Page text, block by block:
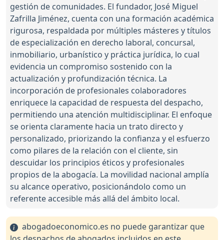
gestión de comunidades. El fundador, José Miguel
Zafrilla Jiménez, cuenta con una formación académica
rigurosa, respaldada por múltiples másteres y títulos
de especialización en derecho laboral, concursal,
inmobiliario, urbanístico y práctica jurídica, lo cual
evidencia un compromiso sostenido con la
actualización y profundización técnica. La
incorporación de profesionales colaboradores
enriquece la capacidad de respuesta del despacho,
permitiendo una atención multidisciplinar. El enfoque
se orienta claramente hacia un trato directo y
personalizado, priorizando la confianza y el esfuerzo
como pilares de la relación con el cliente, sin
descuidar los principios éticos y profesionales
propios de la abogacía. La movilidad nacional amplía
su alcance operativo, posicionándolo como un
referente accesible más allá del ámbito local.
abogadoeconomico.es no puede garantizar que